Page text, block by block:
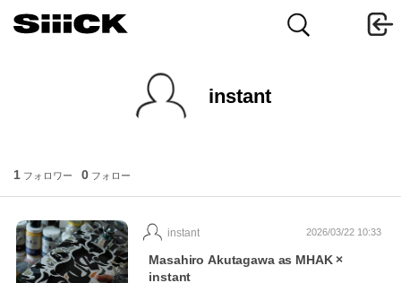
instant
1 フォロワー 0 フォロー
2026/03/22 10:33
instant
Masahiro Akutagawa as MHAK ×
instant